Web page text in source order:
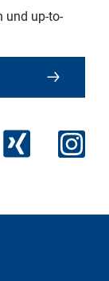
und up-to-